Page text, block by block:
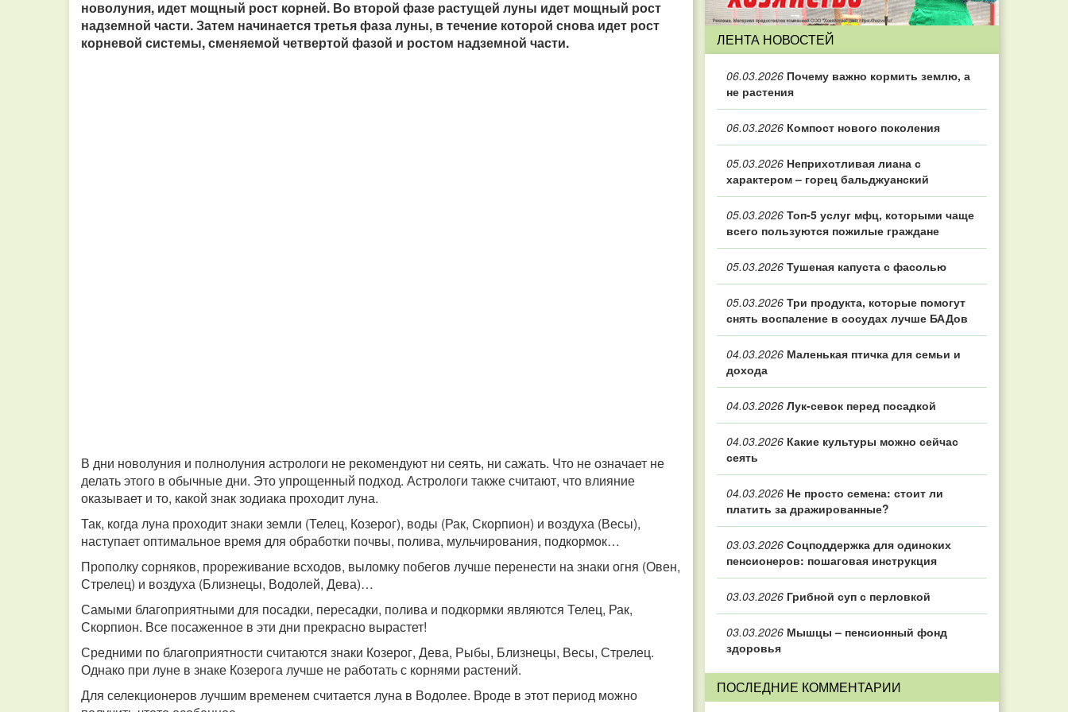
новолуния, идет мощный рост корней. Во второй фазе растущей луны идет мощный рост
надземной части. Затем начинается третья фаза луны, в течение которой снова идет рост
корневой системы, сменяемой четвертой фазой и ростом надземной части.
В дни новолуния и полнолуния астрологи не рекомендуют ни сеять, ни сажать. Что не означает не
делать этого в обычные дни. Это упрощенный подход. Астрологи также считают, что влияние
оказывает и то, какой знак зодиака проходит луна.
Так, когда луна проходит знаки земли (Телец, Козерог), воды (Рак, Скорпион) и воздуха (Весы),
наступает оптимальное время для обработки почвы, полива, мульчирования, подкормок…
Прополку сорняков, прореживание всходов, выломку побегов лучше перенести на знаки огня (Овен,
Стрелец) и воздуха (Близнецы, Водолей, Дева)…
Самыми благоприятными для посадки, пересадки, полива и подкормки являются Телец, Рак,
Скорпион. Все посаженное в эти дни прекрасно вырастет!
Средними по благоприятности считаются знаки Козерог, Дева, Рыбы, Близнецы, Весы, Стрелец.
Однако при луне в знаке Козерога лучше не работать с корнями растений.
Для селекционеров лучшим временем считается луна в Водолее. Вроде в этот период можно
ЛЕНТА НОВОСТЕЙ
06.03.2026 Почему важно кормить землю, а
не растения
06.03.2026 Компост нового поколения
05.03.2026 Неприхотливая лиана с
характером – горец бальджуанский
05.03.2026 Топ‑5 услуг мфц, которыми чаще
всего пользуются пожилые граждане
05.03.2026 Тушеная капуста с фасолью
05.03.2026 Три продукта, которые помогут
снять воспаление в сосудах лучше БАДов
04.03.2026 Маленькая птичка для семьи и
дохода
04.03.2026 Лук-севок перед посадкой
04.03.2026 Какие культуры можно сейчас
сеять
04.03.2026 Не просто семена: стоит ли
платить за дражированные?
03.03.2026 Соцподдержка для одиноких
пенсионеров: пошаговая инструкция
03.03.2026 Грибной суп с перловкой
03.03.2026 Мышцы – пенсионный фонд
здоровья
ПОСЛЕДНИЕ КОММЕНТАРИИ